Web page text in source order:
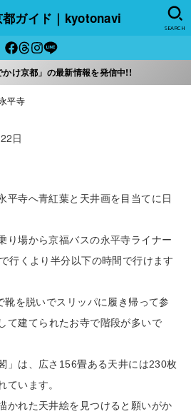
都ガイド｜kyotonavi
SEARCH
け京都」の最新情報を発信中!!
平寺
日
平寺へ青紅葉と天井画を目当てに日
り場から京福バスの永平寺ライナー
行くより半分以下の時間で行けます
靴を脱いでスリッパに履き帰って参
て建てられたお寺で階段が多いで
」は、広さ156畳ある天井には230枚
ています。
かれた天井絵を見つけると願いがか